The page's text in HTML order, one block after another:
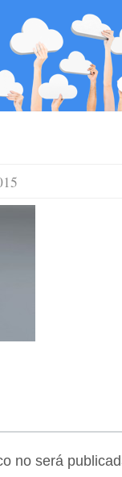
no será